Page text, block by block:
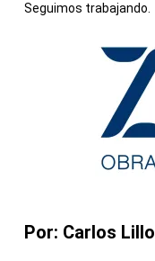
Seguimos trabajando.
Por: Carlos Lillo